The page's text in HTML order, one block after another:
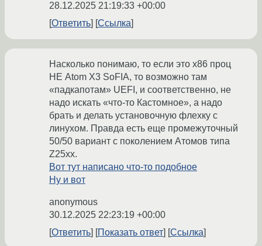
28.12.2025 21:19:33 +00:00
Ответить
Ссылка
Насколько понимаю, то если это x86 проц
НЕ Atom X3 SoFIA, то возможно там
«падкапотам» UEFI, и соответственно, не
надо искать «что-то Кастомное», а надо
брать и делать установочную флехку с
линухом. Правда есть еще промежуточный
50/50 вариант с поколением Атомов типа
Z25xx.
Вот тут написано что-то подобное
Ну и вот
anonymous
30.12.2025 22:23:19 +00:00
Ответить
Показать ответ Ссылка